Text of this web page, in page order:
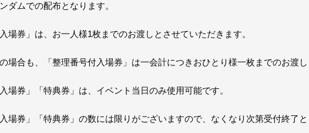
ダムでの配布となります。
場券」は、お一人様1枚までのお渡しとさせていただきます。
場合も、「整理番号付入場券」は一会計につきおひとり様一枚までのお渡し
場券」「特典券」は、イベント当日のみ使用可能です。
場券」「特典券」の数には限りがございますので、なくなり次第受付終了と